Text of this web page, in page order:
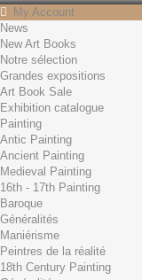
My Account
Contact
English
English
Français
News
Search
Cart (empty)
News
New Art Books
Notre sélection
Grandes expositions
Art Book Sale
Exhibition catalogue
Painting
Antic Painting
Ancient Painting
Medieval Painting
16th - 17th Painting
Baroque
Généralités
Maniérisme
Peintres de la réalité
18th Century Painting